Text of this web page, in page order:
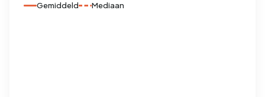
Gemiddeld Mediaan